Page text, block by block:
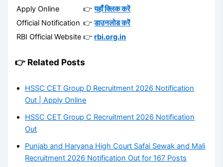
Apply Online
👉यहाँ क्लिक करें
Official Notification 👉डाउनलोड करें
RBI Official Website 👉rbi.org.in
👉 Related Posts
HSSC CET Group D Recruitment 2026 Notification
Out | Apply Online
HSSC CET Group C Recruitment 2026 Notification
Out
Punjab and Haryana High Court Safai Sewak and Mali
Recruitment 2026 Notification Out for 167 Posts